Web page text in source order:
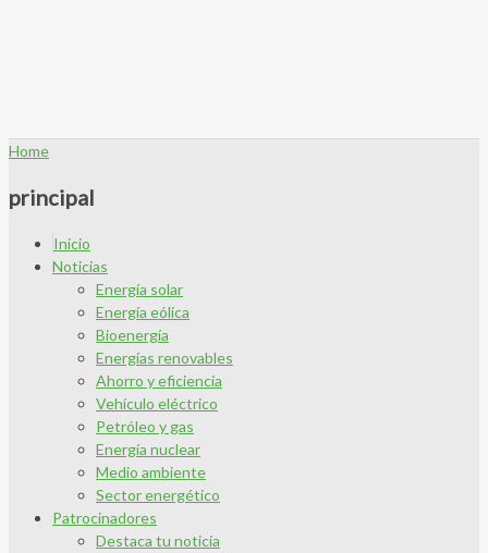
Home
principal
Inicio
Noticias
Energía solar
Energía eólica
Bioenergía
Energías renovables
Ahorro y eficiencia
Vehículo eléctrico
Petróleo y gas
Energía nuclear
Medio ambiente
Sector energético
Patrocinadores
Destaca tu noticia